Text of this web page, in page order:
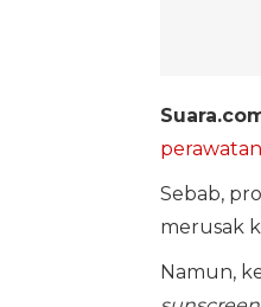
Sebab,
merusak
Namun,